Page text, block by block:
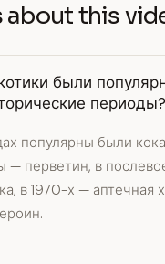
about this
были
периоды?
популярны были
— перветин, в
в 1970-х — аптечная